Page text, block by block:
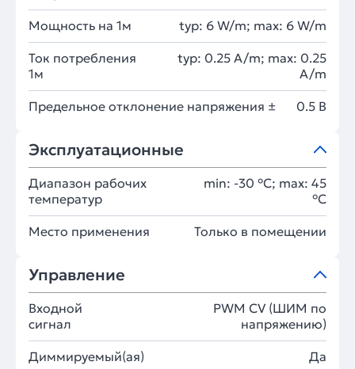
Мощность на 1м typ: 6 W/m; max: 6 W/m
Ток потребления
1м
typ: 0.25 A/m; max: 0.25
A/m
Предельное отклонение напряжения ± 0.5 В
Эксплуатационные
Диапазон рабочих
температур
min: -30 °C; max: 45
°C
Место применения Только в помещении
Управление
Входной
сигнал
PWM СV (ШИМ по
напряжению)
Диммируемый(ая) Да